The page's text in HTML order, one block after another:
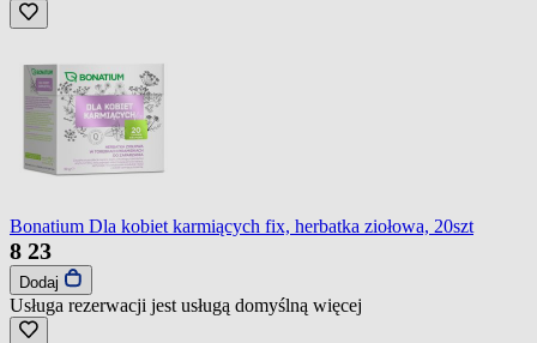
Bonatium Dla kobiet karmiących fix, herbatka ziołowa, 20szt
8 23
Dodaj
Usługa rezerwacji jest usługą domyślną więcej